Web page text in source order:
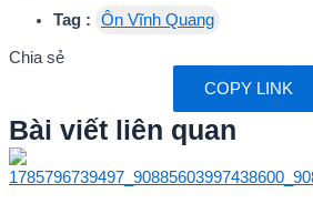
Tag : Ôn Vĩnh Quang
Chia sẻ
COPY LINK
Bài viết liên quan